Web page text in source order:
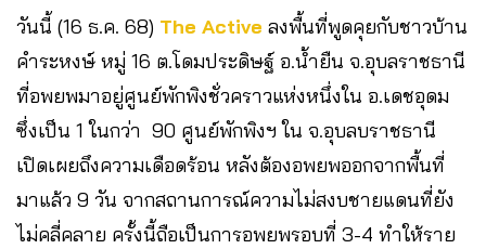
วันนี้ (16 ธ.ค. 68) The Active ลงพื้นที่พูดคุยกับชาวบ้าน
คำระหงษ์ หมู่ 16 ต.โดมประดิษฐ์ อ.น้ำยืน จ.อุบลราชธานี
ที่อพยพมาอยู่ศูนย์พักพิงชั่วคราวแห่งหนึ่งใน อ.เดชอุดม
ซึ่งเป็น 1 ในกว่า 90 ศูนย์พักพิงฯ ใน จ.อุบลบราชธานี
เปิดเผยถึงความเดือดร้อน หลังต้องอพยพออกจากพื้นที่
มาแล้ว 9 วัน จากสถานการณ์ความไม่สงบชายแดนที่ยัง
ไม่คลี่คลาย ครั้งนี้ถือเป็นการอพยพรอบที่ 3-4 ทำให้ราย